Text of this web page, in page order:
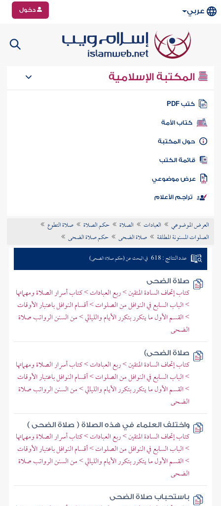
عربي دخول
المكتبة الإسلامية
كتب PDF
كتاب الأمة
المكتبة
الكتب
موضوعي
تراجم الأعلام
العرض الموضوعي العبادات الصلاة حكم الصلاة
صلاة التطوع
الصلوات المسنونة المطلقة
صلاة الضحى حكم صلاة الضحى
عدد النتائج : 618 في البحث عن (حكم صلاة الضحى)
صلاة الضحى
كتاب إتحاف السادة المتقين > ربع العبادات > كتاب أسرار الصلاة ومهماتها
> الباب السابع في النوافل من الصلوات > أقسام النوافل باعتبار الأوقات
> القسم الأول ما يتكرر بتكرر الأيام والليالي > من السنن الرواتب صلاة
الضحى
صلاة الضحى)
كتاب إتحاف السادة المتقين > ربع العبادات > كتاب أسرار الصلاة ومهماتها
> الباب السابع في النوافل من الصلوات > أقسام النوافل باعتبار الأوقات
> القسم الأول ما يتكرر بتكرر الأيام والليالي > من السنن الرواتب صلاة
الضحى
واختلف العلماء في هذه الصلاة ( صلاة الضحى )
كتاب إتحاف السادة المتقين > ربع العبادات > كتاب أسرار الصلاة ومهماتها
> الباب السابع في النوافل من الصلوات > أقسام النوافل باعتبار الأوقات
> القسم الأول ما يتكرر بتكرر الأيام والليالي > من السنن الرواتب صلاة
الضحى
باستحباب صلاة الضحى